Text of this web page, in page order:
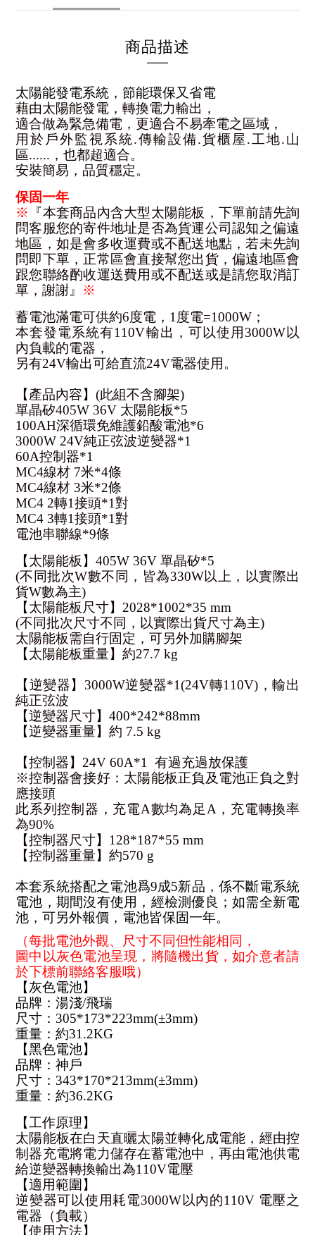
商品描述
太陽能發電系統，節能環保又省電
藉由太陽能發電，轉換電力輸出，
適合做為緊急備電，更適合不易牽電之區域，
用於戶外監視系統.傳輸設備.貨櫃屋.工地.山
區......，也都超適合。
安裝簡易，品質穩定。
保固一年
※
『本套商品內含大型太陽能板，下單前請先詢
問客服您的寄件地址是否為貨運公司認知之偏遠
地區，如是會多收運費或不配送地點，若未先詢
問即下單，正常區會直接幫您出貨，偏遠地區會
跟您聯絡酌收運送費用或不配送或是請您取消訂
單，謝謝』 ※
蓄電池滿電可供約6度電，1度電=1000W；
本套發電系統有110V輸出，可以使用3000W以
內負載的電器，
另有24V輸出可給直流24V電器使用。
【產品內容】(此組不含腳架)
單晶矽405W 36V 太陽能板*5
100AH深循環免維護鉛酸電池*6
3000W 24V純正弦波逆變器*1
60A控制器*1
MC4線材 7米*4條
MC4線材 3米*2條
MC4 2轉1接頭*1對
MC4 3轉1接頭*1對
電池串聯線*9條
【太陽能板】405W 36V 單晶矽*5
(不同批次W數不同，皆為330W以上，以實際出
貨W數為主)
【太陽能板尺寸】2028*1002*35 mm
(不同批次尺寸不同，以實際出貨尺寸為主)
太陽能板需自行固定，可另外加購腳架
【太陽能板重量】約27.7 kg
【逆變器】3000W逆變器*1(24V轉110V)，輸出
純正弦波
【逆變器尺寸】 400*242*88mm
【逆變器重量】約 7.5 kg
【控制器】24V 60A*1  有過充過放保護
※控制器會接好：太陽能板正負及電池正負之對
應接頭
此系列控制器，充電A數均為足A，充電轉換率
為90%
【控制器尺寸】128*187*55 mm
【控制器重量】約570 g
本套系統搭配之電池爲9成5新品，係不斷電系統
電池，期間沒有使用，經檢測優良；如需全新電
池，可另外報價，電池皆保固一年。
（每批電池外觀、尺寸不同但性能相同，
圖中以灰色電池呈現，將隨機出貨，如介意者請
於下標前聯絡客服哦）
【灰色電池】
品牌：湯淺/飛瑞
尺寸：305*173*223mm(±3mm)
重量：約31.2KG
【黑色電池】
品牌：神戶
尺寸：343*170*213mm(±3mm)
重量：約36.2KG
【工作原理】
太陽能板在白天直曬太陽並轉化成電能，經由控
制器充電將電力儲存在蓄電池中，再由電池供電
給逆變器轉換輸出為110V電壓
【適用範圍】
逆變器可以使用耗電3000W以內的110V 電壓之
電器（負載）
【使用方法】